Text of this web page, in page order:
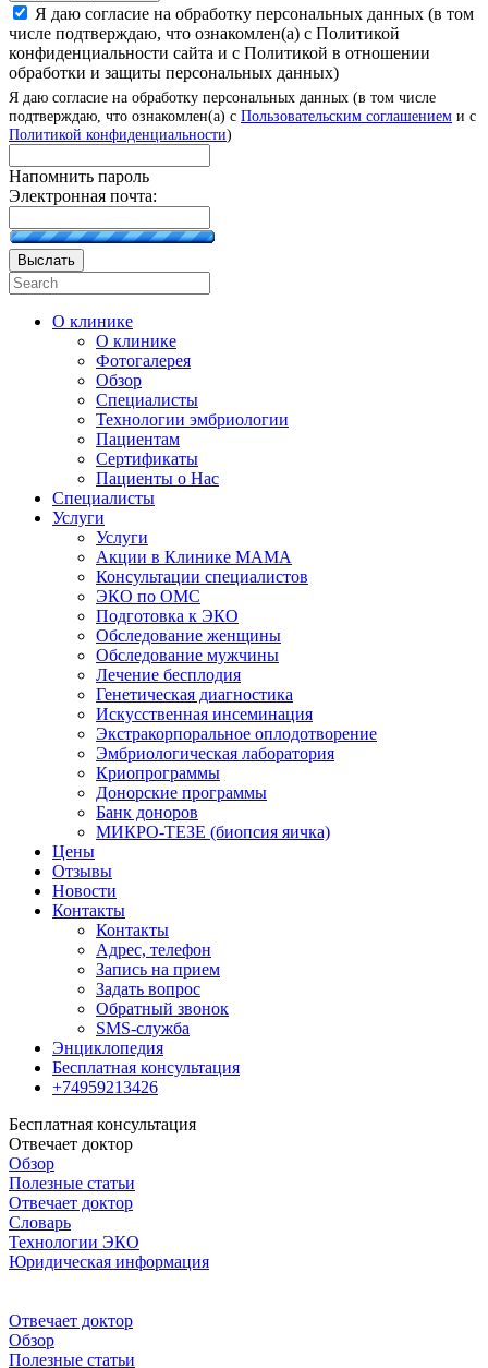
Я даю согласие на обработку персональных данных (в том
числе подтверждаю, что ознакомлен(а) с Политикой
конфиденциальности сайта и с Политикой в отношении
обработки и защиты персональных данных)
Я даю согласие на обработку персональных данных (в том числе
подтверждаю, что ознакомлен(а) с Пользовательским соглашением и с
Политикой конфиденциальности)
Напомнить пароль
Электронная почта:
Выслать
О клинике
О клинике
Фотогалерея
Обзор
Специалисты
Технологии эмбриологии
Пациентам
Сертификаты
Пациенты о Нас
Специалисты
Услуги
Услуги
Акции в Клинике МАМА
Консультации специалистов
ЭКО по ОМС
Подготовка к ЭКО
Обследование женщины
Обследование мужчины
Лечение бесплодия
Генетическая диагностика
Искусственная инсеминация
Экстракорпоральное оплодотворение
Эмбриологическая лаборатория
Криопрограммы
Донорские программы
Банк доноров
МИКРО-ТЕЗЕ (биопсия яичка)
Цены
Отзывы
Новости
Контакты
Контакты
Адрес, телефон
Запись на прием
Задать вопрос
Обратный звонок
SMS-служба
Энциклопедия
Бесплатная консультация
+74959213426
Бесплатная консультация
Отвечает доктор
Обзор
Полезные статьи
Отвечает доктор
Словарь
Технологии ЭКО
Юридическая информация
Отвечает доктор
Обзор
Полезные статьи